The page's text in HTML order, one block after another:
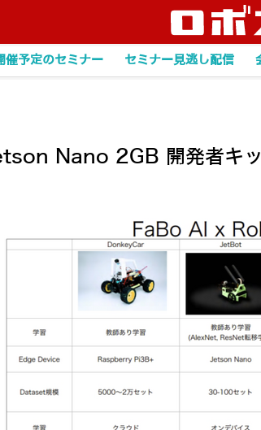
催予定のセミナー セミナー見逃し配信
Nano 2GB 開発者キ